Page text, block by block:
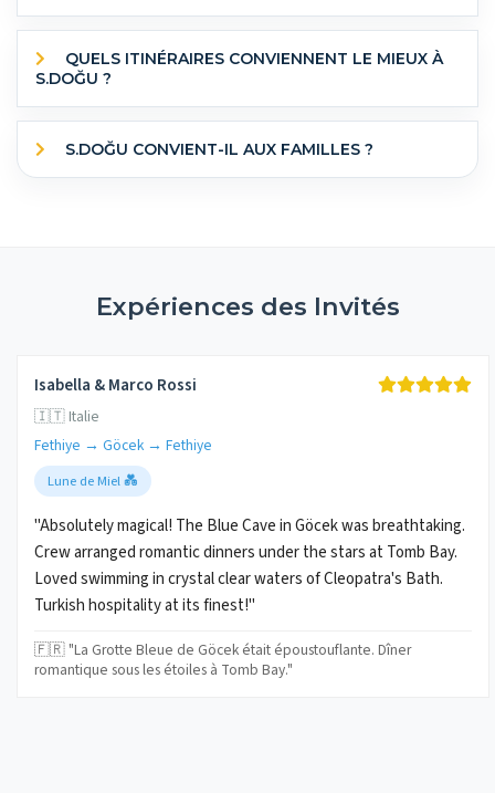
S.DOĞU ?
S.DOĞU CONVIENT-IL AUX FAMILLES ?
Expériences des Invités
Isabella & Marco Rossi
🇮🇹 Italie
Fethiye → Göcek → Fethiye
Lune de Miel 💑
"Absolutely magical! The Blue Cave in Göcek was breathtaking.
Crew arranged romantic dinners under the stars at Tomb Bay.
Loved swimming in crystal clear waters of Cleopatra's Bath.
Turkish hospitality at its finest!"
🇫🇷 "La Grotte Bleue de Göcek était époustouflante. Dîner
romantique sous les étoiles à Tomb Bay."